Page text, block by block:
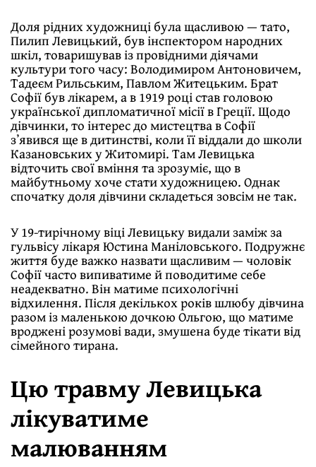
Доля рідних художниці була щасливою — тато,
Пилип Левицький, був інспектором народних
шкіл, товаришував із провідними діячами
культури того часу: Володимиром Антоновичем,
Тадеєм Рильським, Павлом Житецьким. Брат
Софії був лікарем, а в 1919 році став головою
українсь­кої дипломатичної місії в Греції. Щодо
дівчинки, то інтерес до мистецтва в Софії
зʼявився ще в дитинстві, коли її віддали до школи
Казановських у Житомирі. Там Левицька
відточить свої вміння та зрозуміє, що в
майбутньому хоче стати художницею. Однак
спочатку доля дівчини складеться зовсім не так.
У 19-тирічному віці Левицьку видали заміж за
гульвісу лікаря Юстина Маніловського. Подружнє
життя буде важко назвати щасливим — чоловік
Софії часто випиватиме й поводитиме себе
неадекватно. Він матиме психологічні
відхилення. Після декількох років шлюбу дівчина
разом із маленькою дочкою Ольгою, що матиме
вроджені розумові вади, змушена буде тікати від
сімейного тирана.
Цю травму Левицька
лікуватиме
малюванням